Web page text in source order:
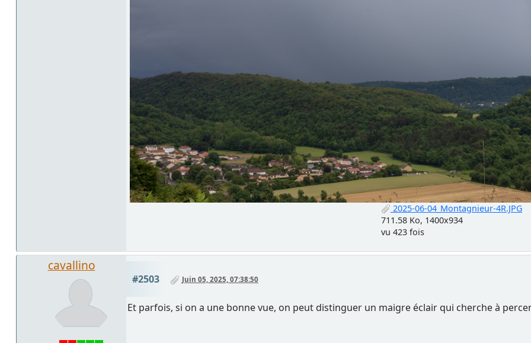
2025-06-04_Montagnieur-4R.JPG
711.58 Ko, 1400x934
vu 423 fois
cavallino
#2503 Juin 05, 2025, 07:38:50
Et parfois, si on a une bonne vue, on peut distinguer un maigre éclair qui cherche à